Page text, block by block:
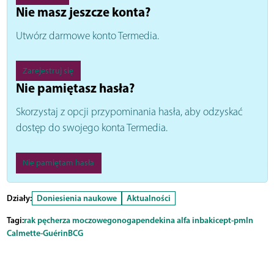
Nie masz jeszcze konta?
Utwórz darmowe konto Termedia.
Zarejestruj się
Nie pamiętasz hasła?
Skorzystaj z opcji przypominania hasła, aby odzyskać
dostęp do swojego konta Termedia.
Nie pamiętam hasła
Działy: Doniesienia naukowe
Aktualności
Tagi:rak pęcherza moczowegonogapendekina alfa inbakicept-pmln
Calmette-GuérinBCG